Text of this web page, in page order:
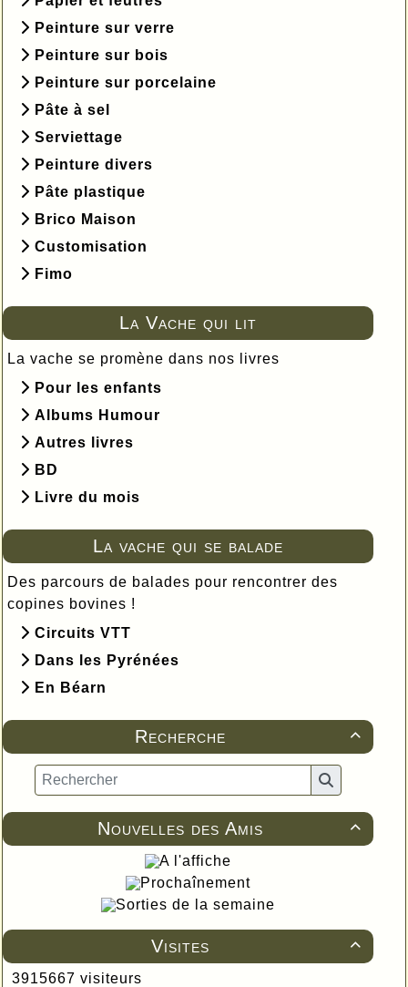
Peinture sur verre
Peinture sur bois
Peinture sur porcelaine
Pâte à sel
Serviettage
Peinture divers
Pâte plastique
Brico Maison
Customisation
Fimo
La Vache qui lit
La vache se promène dans nos livres
Pour les enfants
Albums Humour
Autres livres
BD
Livre du mois
La vache qui se balade
Des parcours de balades pour rencontrer des
copines bovines !
Circuits VTT
Dans les Pyrénées
En Béarn

Recherche

Nouvelles des Amis
A l'affiche
Prochaînement
Sorties de la semaine

Visites
3915667 visiteurs